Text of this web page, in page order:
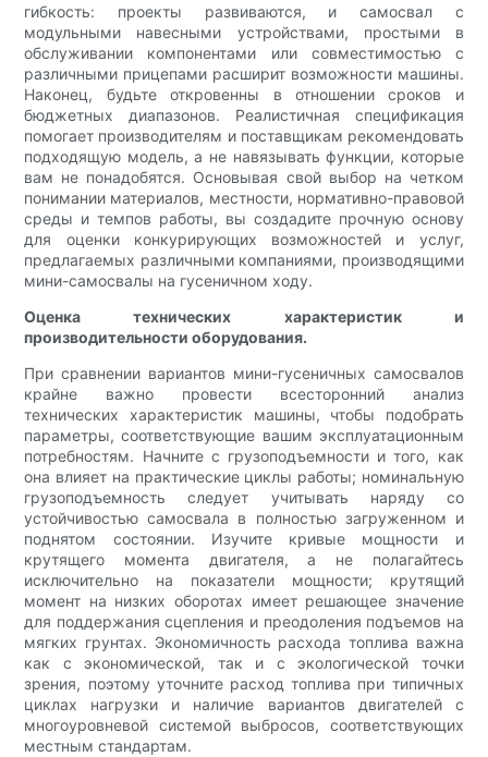
гибкость: проекты развиваются, и самосвал с
модульными навесными устройствами, простыми в
обслуживании компонентами или совместимостью с
различными прицепами расширит возможности машины.
Наконец, будьте откровенны в отношении сроков и
бюджетных диапазонов. Реалистичная спецификация
помогает производителям и поставщикам рекомендовать
подходящую модель, а не навязывать функции, которые
вам не понадобятся. Основывая свой выбор на четком
понимании материалов, местности, нормативно-правовой
среды и темпов работы, вы создадите прочную основу
для оценки конкурирующих возможностей и услуг,
предлагаемых различными компаниями, производящими
мини-самосвалы на гусеничном ходу.
Оценка технических характеристик и
производительности оборудования.
При сравнении вариантов мини-гусеничных самосвалов
крайне важно провести всесторонний анализ
технических характеристик машины, чтобы подобрать
параметры, соответствующие вашим эксплуатационным
потребностям. Начните с грузоподъемности и того, как
она влияет на практические циклы работы; номинальную
грузоподъемность следует учитывать наряду со
устойчивостью самосвала в полностью загруженном и
поднятом состоянии. Изучите кривые мощности и
крутящего момента двигателя, а не полагайтесь
исключительно на показатели мощности; крутящий
момент на низких оборотах имеет решающее значение
для поддержания сцепления и преодоления подъемов на
мягких грунтах. Экономичность расхода топлива важна
как с экономической, так и с экологической точки
зрения, поэтому уточните расход топлива при типичных
циклах нагрузки и наличие вариантов двигателей с
многоуровневой системой выбросов, соответствующих
местным стандартам.